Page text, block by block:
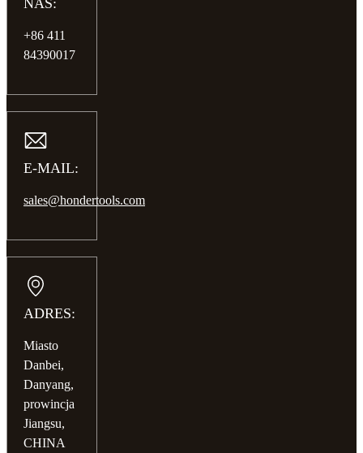
NAS:
+86 411
84390017
E-MAIL:
sales@hondertools.com
ADRES:
Miasto
Danbei,
Danyang,
prowincja
Jiangsu,
CHINA